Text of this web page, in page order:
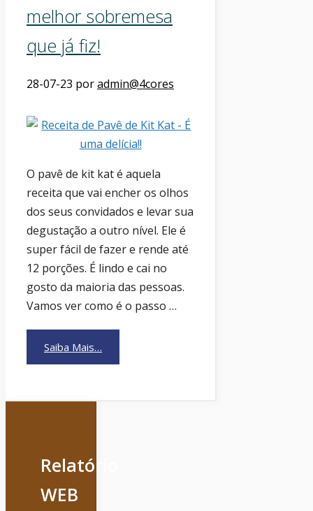
melhor sobremesa
que já fiz!
28-07-23 poradmin@4cores
O pavê de kit kat é aquela
receita que vai encher os olhos
dos seus convidados e levar sua
degustação a outro nível. Ele é
super fácil de fazer e rende até
12 porções. É lindo e cai no
gosto da maioria das pessoas.
Vamos ver como é o passo …
Saiba Mais…
Relatório
WEB